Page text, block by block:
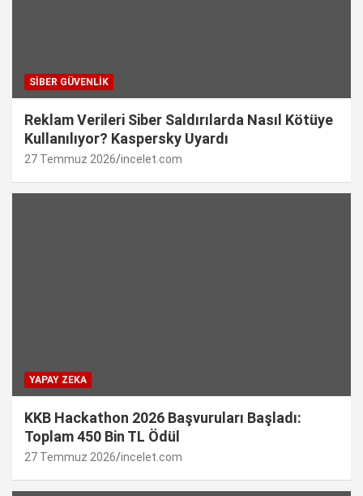
SIBER GÜVENLIK
Reklam Verileri Siber Saldırılarda Nasıl Kötüye
Kullanılıyor? Kaspersky Uyardı
27 Temmuz 2026 incelet.com
YAPAY ZEKA
KKB Hackathon 2026 Başvuruları Başladı:
Toplam 450 Bin TL Ödül
27 Temmuz 2026 incelet.com